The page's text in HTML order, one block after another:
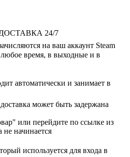
24/7
на ваш аккаунт Steam
время, в выходные и в
автоматически и занимает в
может быть задержана
или перейдите по ссылке из
не начинается
используется для входа в